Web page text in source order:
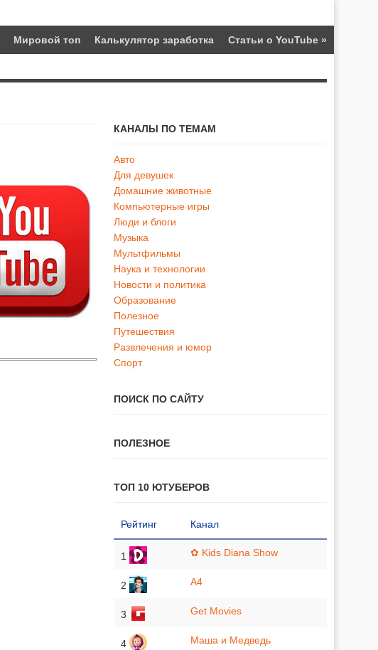
Мировой топ Калькулятор заработка Статьи о YouTube »
КАНАЛЫ ПО ТЕМАМ
Авто
Для девушек
Домашние животные
Компьютерные игры
Люди и блоги
Музыка
Мультфильмы
Наука и технологии
Новости и политика
Образование
Полезное
Путешествия
Развлечения и юмор
Спорт
ПОИСК ПО САЙТУ
ПОЛЕЗНОЕ
ТОП 10 ЮТУБЕРОВ
Рейтинг Канал
1 ✿ Kids Diana Show
2 A4
3 Get Movies
4 Маша и Медведь